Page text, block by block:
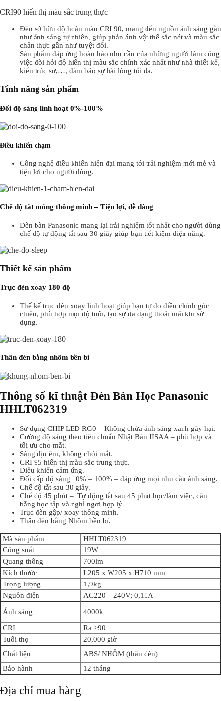
CRI90 hiển thị màu sắc trung thực
Đèn sở hữu độ hoàn màu CRI 90, mang đến nguồn ánh sáng gần
như ánh sáng tự nhiên, giúp phản ánh vật thể sắc nét và màu sắc
chân thực gần như tuyệt đối.
Sản phẩm đáp ứng hoàn hảo nhu cầu của những người làm công
việc đòi hỏi độ hiển thị màu sắc chính xác nhất như nhà thiết kế,
kiến trúc sư,…, đảm bảo sự hài lòng tối đa.
Tính năng sản phẩm
Đổi độ sáng linh hoạt 0%-100%
Điều khiển chạm
Công nghệ điều khiển hiện đại mang tới trải nghiệm mới mẻ và
tiện lợi cho người dùng.
Chế độ tắt mỏng thông minh – Tiện lợi, dễ dàng
Đèn bàn Panasonic mang lại trải nghiệm tốt nhất cho người dùng
chế độ tự động tắt sau 30 giây giúp bạn tiết kiệm điện năng.
Thiết kế sản phẩm
Trục đèn xoay 180 độ
Thế kế trục đèn xoay linh hoạt giúp bạn tự do điều chỉnh góc
chiếu, phù hợp mọi độ tuổi, tạo sự đa dạng thoải mái khi sử
dụng.
Thân đèn bằng nhôm bền bỉ
Thông số kĩ thuật Đèn Bàn Học Panasonic
HHLT062319
Sử dụng CHIP LED RG0 – Không chứa ánh sáng xanh gây hại.
Cường độ sáng theo tiêu chuẩn Nhật Bản JISAA – phù hợp và
tối ưu cho mắt.
Sáng dịu êm, không chói mắt.
CRI 95 hiển thị màu sắc trung thực.
Điều khiển cảm ứng.
Đổi cấp độ sáng 10% – 100% – đáp ứng mọi nhu cầu ánh sáng.
Chế độ tắt sau 30 giây.
Chế độ 45 phút – Tự động tắt sau 45 phút học/làm việc, cân
bằng học tập và nghỉ ngơi hợp lý.
Trục đèn gập/ xoay thông minh.
Thân đèn bằng Nhôm bền bỉ.
Mã sản phẩm
HHLT062319
Công suất
19W
Quang thông
700lm
Kích thước
L205 x W205 x H710 mm
Trọng lượng
1,9kg
Nguồn điện
AC220 – 240V; 0,15A
Ánh sáng 4000k
CRI
Ra >90
Tuổi thọ
20,000 giờ
Chất liệu
ABS/ NHÔM (thân đèn)
Bảo hành
12 tháng
Địa chỉ mua hàng